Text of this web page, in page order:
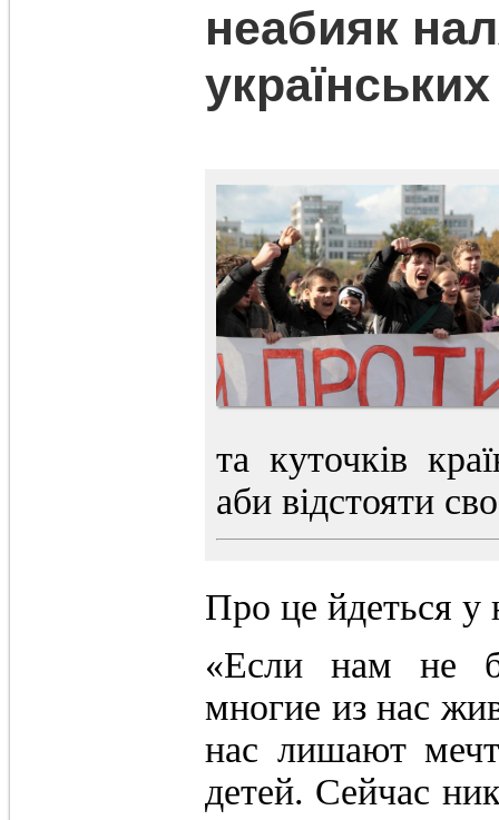
неабияк
та куточків
аби відстояти
Про це йдеться у
«Если нам не
многие из нас
нас лишают
детей. Сейчас